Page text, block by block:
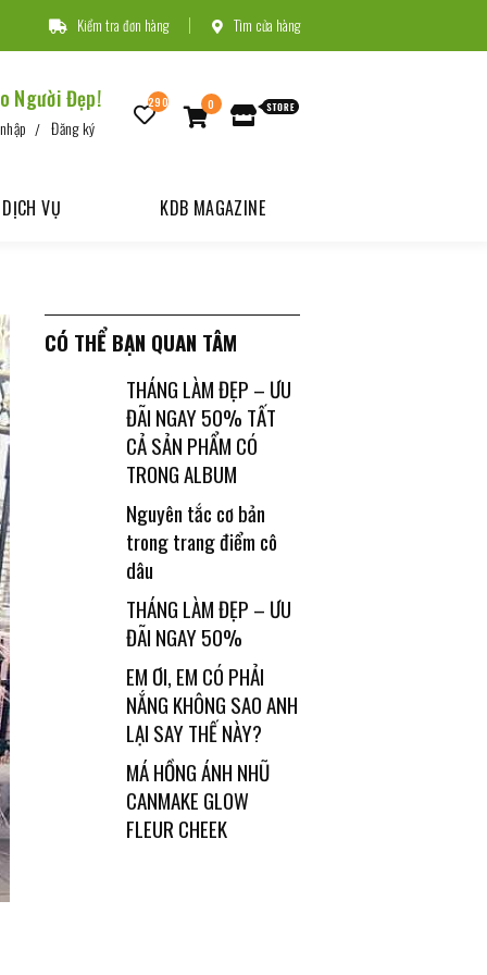
Kiểm tra đơn hàng Tìm cửa hàng
Người Đẹp!
Đăng ký
290 0
DỊCH VỤ KDB MAGAZINE
CÓ THỂ BẠN QUAN TÂM
THÁNG LÀM ĐẸP – ƯU
ĐÃI NGAY 50% TẤT
CẢ SẢN PHẨM CÓ
TRONG ALBUM
Nguyên tắc cơ bản
trong trang điểm cô
dâu
THÁNG LÀM ĐẸP – ƯU
ĐÃI NGAY 50%
EM ƠI, EM CÓ PHẢI
NẮNG KHÔNG SAO ANH
LẠI SAY THẾ NÀY?
MÁ HỒNG ÁNH NHŨ
CANMAKE GLOW
FLEUR CHEEK